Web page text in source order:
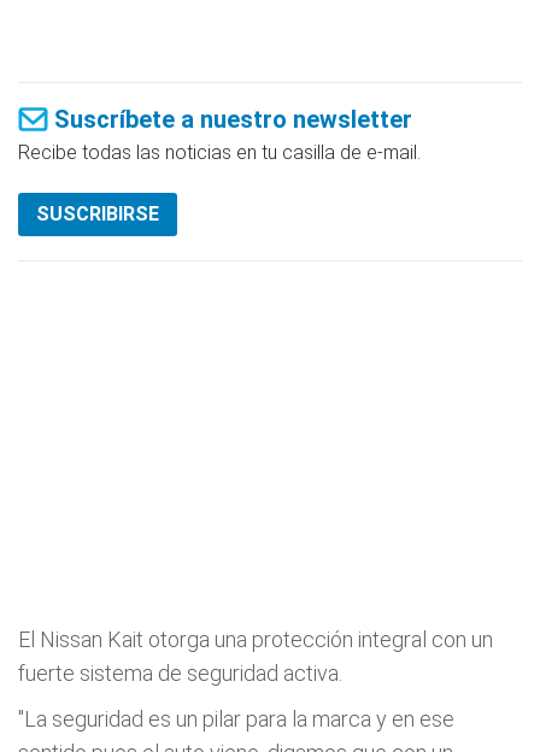
Suscríbete a nuestro newsletter
Recibe todas las noticias en tu casilla de e-mail.
SUSCRIBIRSE
El Nissan Kait otorga una protección integral con un
fuerte sistema de seguridad activa.
"La seguridad es un pilar para la marca y en ese